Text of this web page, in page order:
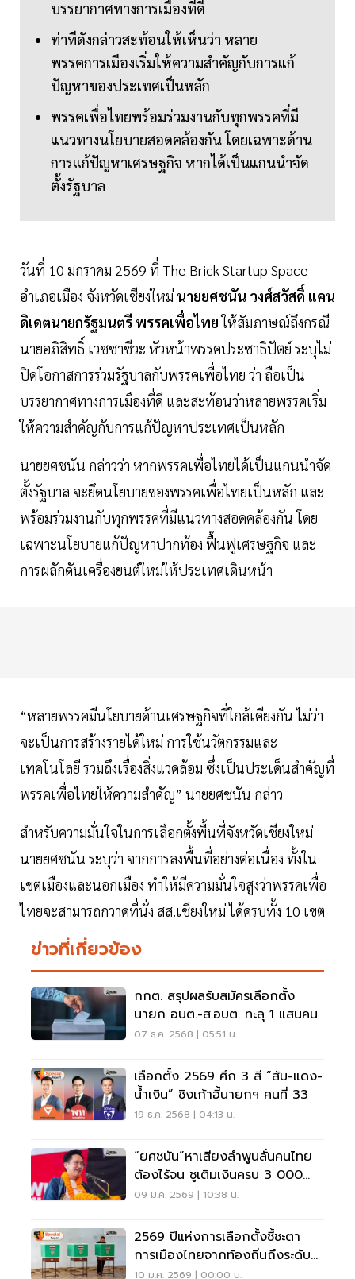
บรรยากาศทางการเมืองที่ดี
ท่าทีดังกล่าวสะท้อนให้เห็นว่า หลาย
พรรคการเมืองเริ่มให้ความสำคัญกับการแก้
ปัญหาของประเทศเป็นหลัก
พรรคเพื่อไทยพร้อมร่วมงานกับทุกพรรคที่มี
แนวทางนโยบายสอดคล้องกัน โดยเฉพาะด้าน
การแก้ปัญหาเศรษฐกิจ หากได้เป็นแกนนำจัด
ตั้งรัฐบาล
วันที่ 10 มกราคม 2569 ที่ The Brick Startup Space
อำเภอเมือง จังหวัดเชียงใหม่ นายยศชนัน วงศ์สวัสดิ์ แคน
ดิเดตนายกรัฐมนตรี พรรคเพื่อไทยให้สัมภาษณ์ถึงกรณี
นายอภิสิทธิ์ เวชชาชีวะ หัวหน้าพรรคประชาธิปัตย์ ระบุไม่
ปิดโอกาสการร่วมรัฐบาลกับพรรคเพื่อไทย ว่า ถือเป็น
บรรยากาศทางการเมืองที่ดี และสะท้อนว่าหลายพรรคเริ่ม
ให้ความสำคัญกับการแก้ปัญหาประเทศเป็นหลัก
นายยศชนัน กล่าวว่า หากพรรคเพื่อไทยได้เป็นแกนนำจัด
ตั้งรัฐบาล จะยึดนโยบายของพรรคเพื่อไทยเป็นหลัก และ
พร้อมร่วมงานกับทุกพรรคที่มีแนวทางสอดคล้องกัน โดย
เฉพาะนโยบายแก้ปัญหาปากท้อง ฟื้นฟูเศรษฐกิจ และ
การผลักดันเครื่องยนต์ใหม่ให้ประเทศเดินหน้า
“หลายพรรคมีนโยบายด้านเศรษฐกิจที่ใกล้เคียงกัน ไม่ว่า
จะเป็นการสร้างรายได้ใหม่ การใช้นวัตกรรมและ
เทคโนโลยี รวมถึงเรื่องสิ่งแวดล้อม ซึ่งเป็นประเด็นสำคัญที่
พรรคเพื่อไทยให้ความสำคัญ” นายยศชนัน กล่าว
สำหรับความมั่นใจในการเลือกตั้งพื้นที่จังหวัดเชียงใหม่
นายยศชนัน ระบุว่า จากการลงพื้นที่อย่างต่อเนื่อง ทั้งใน
เขตเมืองและนอกเมือง ทำให้มีความมั่นใจสูงว่าพรรคเพื่อ
ไทยจะสามารถกวาดที่นั่ง สส.เชียงใหม่ ได้ครบทั้ง 10 เขต
ข่าวที่เกี่ยวข้อง
กกต. สรุปผลรับสมัครเลือกตั้ง
นายก อบต.-ส.อบต. ทะลุ 1 แสนคน
07 ธ.ค. 2568 | 05:51 น.
เลือกตั้ง 2569 ศึก 3 สี “ส้ม-แดง-
น้ำเงิน” ชิงเก้าอี้นายกฯ คนที่ 33
19 ธ.ค. 2568 | 04:13 น.
“ยศชนัน”หาเสียงลำพูนลั่นคนไทย
ต้องไร้จน ชูเติมเงินครบ 3 000
บาท ช่วย
09 ม.ค. 2569 | 10:38 น.
2569 ปีแห่งการเลือกตั้งชี้ชะตา
การเมืองไทยจากท้องถิ่นถึงระดับ
ชาติ
10 ม.ค. 2569 | 00:00 น.